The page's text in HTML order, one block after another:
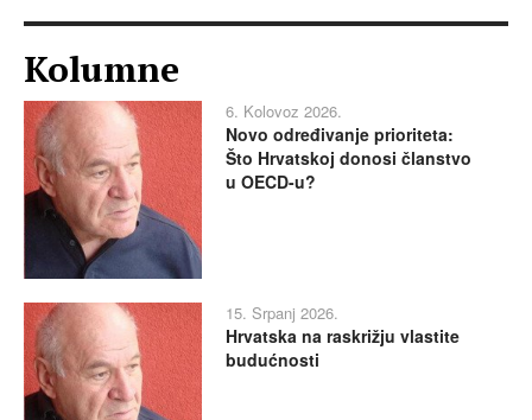
Kolumne
6. Kolovoz 2026.
Novo određivanje prioriteta:
Što Hrvatskoj donosi članstvo
u OECD-u?
15. Srpanj 2026.
Hrvatska na raskrižju vlastite
budućnosti